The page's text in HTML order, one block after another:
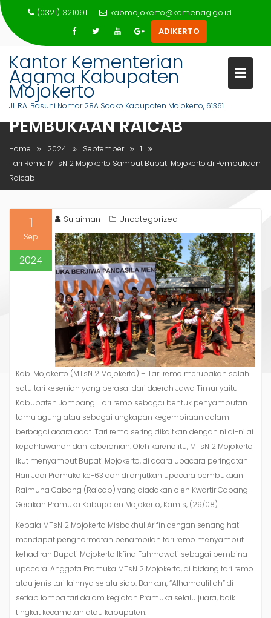
Skip
to
content
(0321) 321091
kabmojokerto@kemenag.go.id
ADIKERTO
Kantor Kementerian
Agama Kabupaten
Mojokerto
Jl. RA. Basuni Nomor 28A Sooko Kabupaten Mojokerto, 61361
TARI REMO MTSN 2
SAMBUT BUPATI MOJOKERTO
PEMBUKAAN RAICAB
Home 2024 September
1
Tari Remo MTsN 2 Mojokerto Sambut Bupati Mojokerto di Pembukaan
Raicab
1
Sep
2024
Sulaiman Uncategorized
Kab. Mojokerto (MTsN 2 Mojokerto) – Tari remo merupakan salah
satu tari kesenian yang berasal dari daerah Jawa Timur yaitu
Kabupaten Jombang. Tari remo sebagai bentuk penyambutan
tamu agung atau sebagai ungkapan kegembiraan dalam
berbagai acara adat. Tari remo sering dikaitkan dengan nilai-nilai
kepahlawanan dan keberanian. Oleh karena itu, MTsN 2 Mojokerto
ikut menyambut Bupati Mojokerto, di acara upacara peringatan
Hari Jadi Pramuka ke-63 dan dilanjutkan upacara pembukaan
Raimuna Cabang (Raicab) yang diadakan oleh Kwartir Cabang
Gerakan Pramuka Kabupaten Mojokerto, Kamis, (29/08).
Kepala MTsN 2 Mojokerto Misbakhul Arifin dengan senang hati
mendapat penghormatan penampilan tari remo menyambut
kehadiran Bupati Mojokerto Ikfina Fahmawati sebagai pembina
upacara. Anggota Pramuka MTsN 2 Mojokerto, di bidang tari remo
atau jenis tari lainnya selalu siap. Bahkan, “Alhamdulillah” di
setiap lomba tari dalam kegiatan Pramuka selalu juara, baik
tingkat kecamatan atau kabupaten.